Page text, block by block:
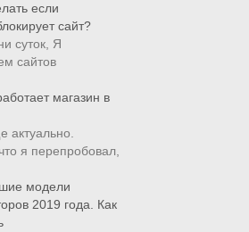
если
сайт?
суток, Я
сайтов
магазин в
актуально.
я перепробовал,
модели
2019 года. Как